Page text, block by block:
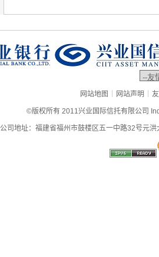
网站地图 | 网站声明 |
©版权所有 2011兴业国际信托有限公司
公司地址：福建省福州市鼓楼区五一中路32号元